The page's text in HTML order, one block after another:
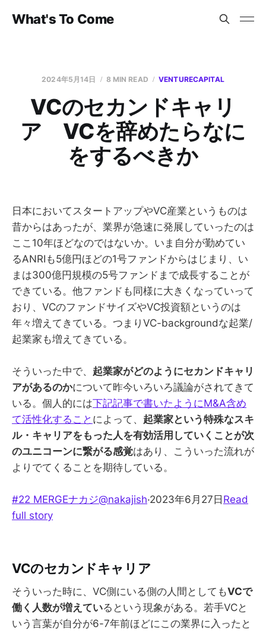
What's To Come
2024年5月14日 8 MIN READ VENTURECAPITAL
VCのセカンドキャリ
ア VCを辞めたらなに
をするべきか
日本においてスタートアップやVC産業というものは
昔からはあったが、業界が急速に発展していったのは
ここ10年ほどなのではないか。いま自分が勤めてい
るANRIも5億円ほどの1号ファンドからはじまり、い
まは300億円規模の5号ファンドまで成長することが
できている。他ファンドも同様に大きくなっていって
おり、VCのファンドサイズやVC投資額というのは
年々増えてきている。つまりVC-backgroundな起業/
起業家も増えてきている。
そういった中で、 起業家がどのようにセカンドキャリ
アがあるのかについて昨今いろいろ議論がされてきて
いる。個人的には下記記事で書いたようにM&A含め
て活性化すること によって、 起業家という特殊なスキ
ル・キャリアをもった人を有効活用していくことが次
のユニコーンに繋がる感覚はあり、こういった流れが
よりでてくることを期待している。
#22 MERGEナカジ@nakajish·2023年6月27日 Read
full story
VCのセカンドキャリア
そういった時に、VC側にいる側の人間としてもVCで
働く人数が増えているという現象がある。若手VCと
いう言葉が自分が6-7年前ほどにこの業界に入ったと